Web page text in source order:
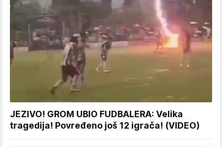
JEZIVO! GROM UBIO FUDBALERA: Velika
tragedija! Povređeno još 12 igrača! (VIDEO)